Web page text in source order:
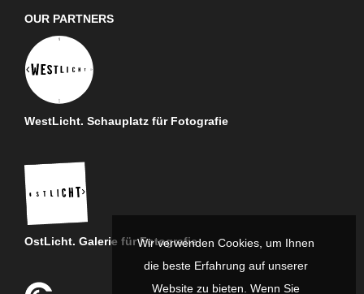
OUR PARTNERS
WestLicht. Schauplatz für Fotografie
OstLicht. Galerie für FotografieWir verwenden Cookies, um Ihnen
die beste Erfahrung auf unserer
Website zu bieten. Wenn Sie